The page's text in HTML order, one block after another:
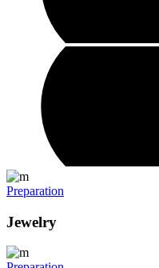
Preparation
Jewelry